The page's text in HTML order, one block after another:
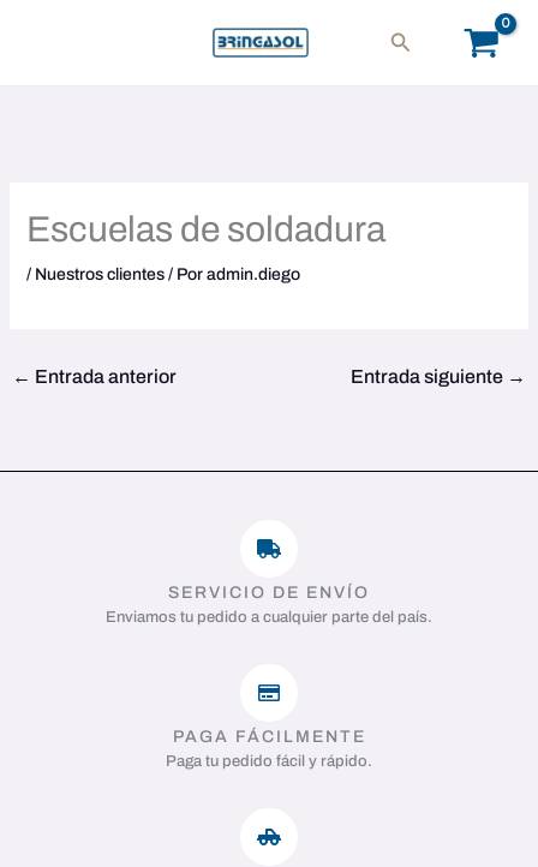
Buscar
Escuelas de soldadura
/ Nuestros clientes/ Por admin.diego
← Entrada anterior Entrada siguiente →
SERVICIO DE ENVÍO
Enviamos tu pedido a cualquier parte del país.
PAGA FÁCILMENTE
Paga tu pedido fácil y rápido.